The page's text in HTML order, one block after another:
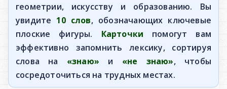
геометрии, искусству и образованию. Вы
увидите 10 слов, обозначающих ключевые
плоские фигуры. Карточки помогут вам
эффективно запомнить лексику, сортируя
слова на «знаю» и «не знаю», чтобы
сосредоточиться на трудных местах.